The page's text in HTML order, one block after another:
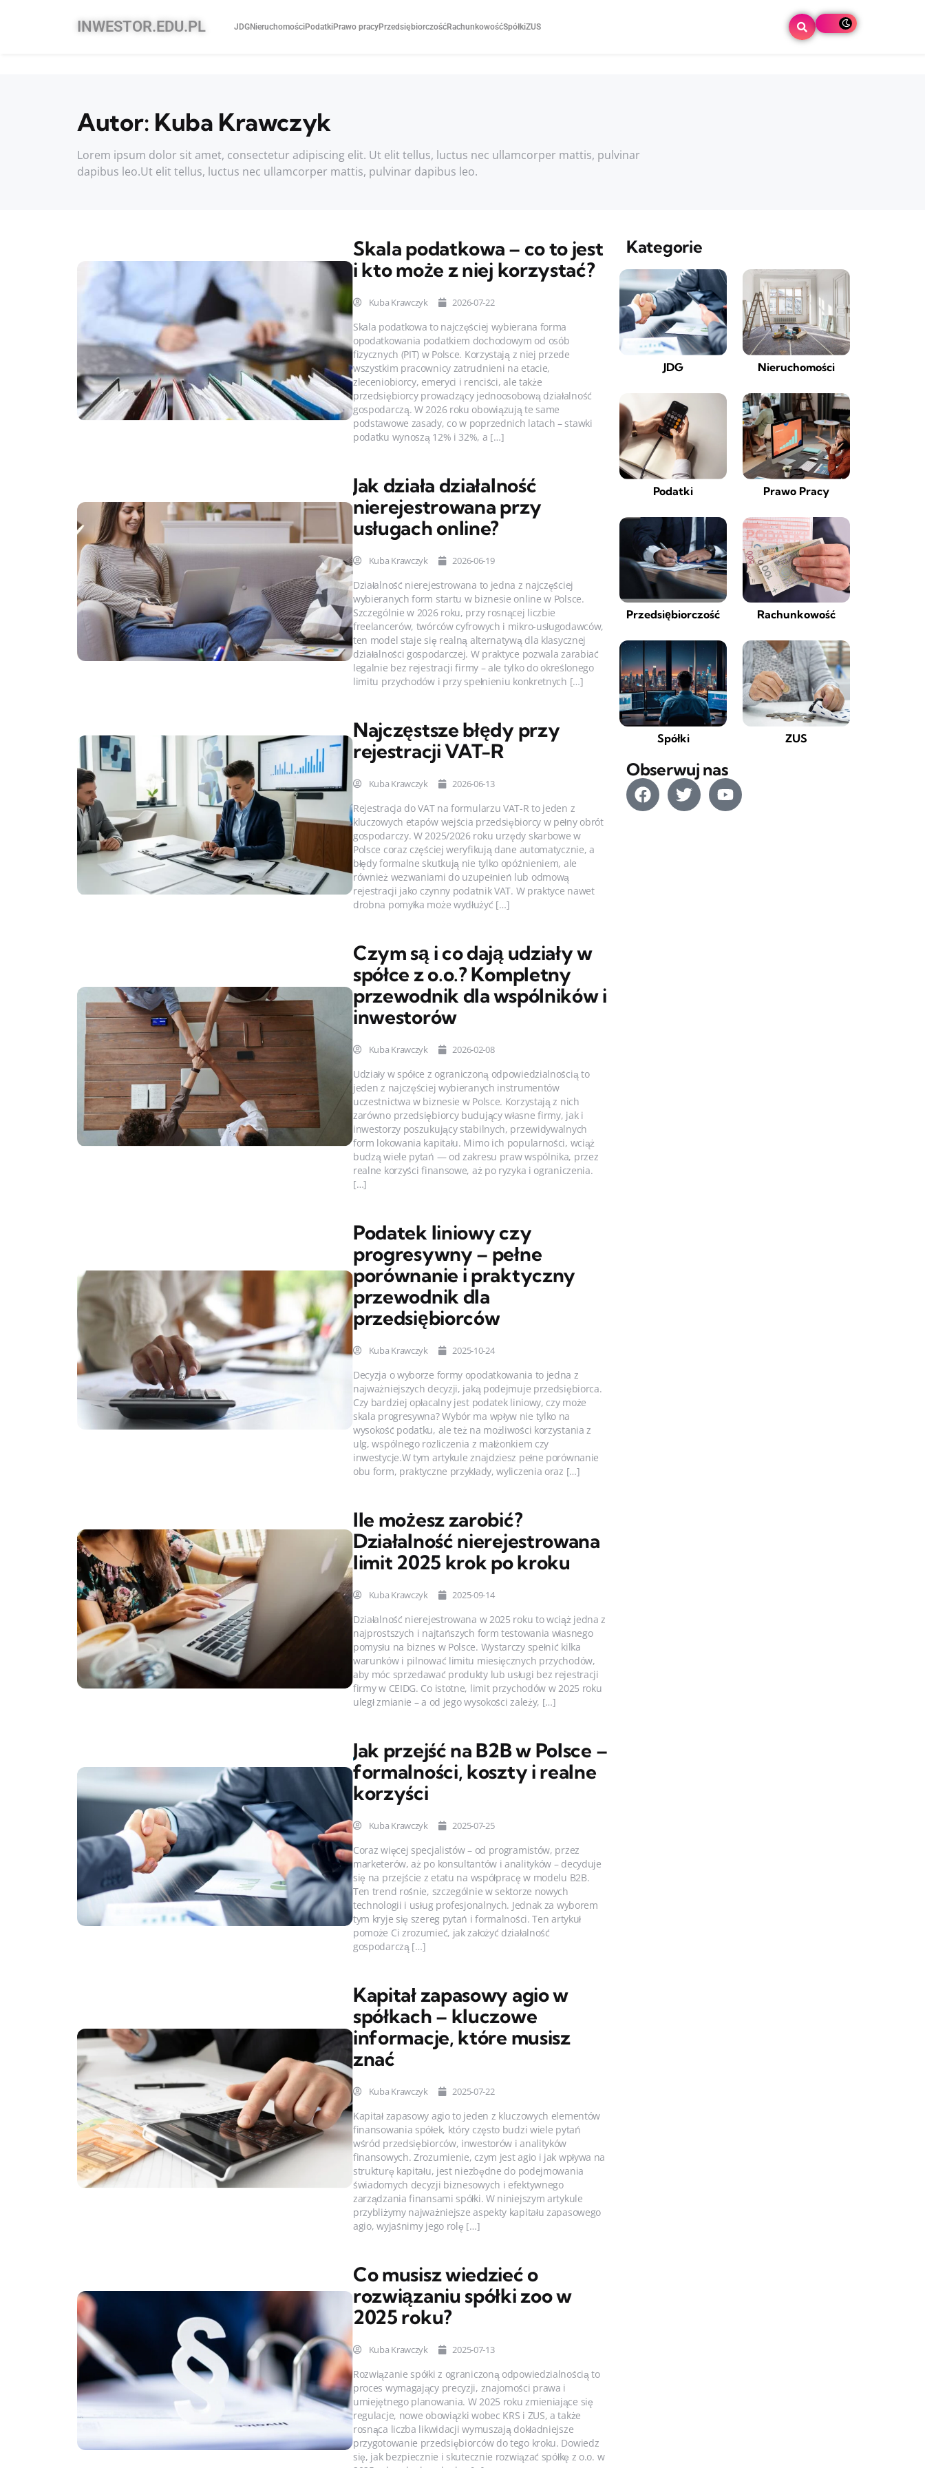
INWESTOR.EDU.PL JDGNieruchomościPodatkiPrawo pracyPrzedsiębiorczośćRachunkowośćSpółkiZUS
Autor: Kuba Krawczyk
Lorem ipsum dolor sit amet, consectetur adipiscing elit. Ut elit tellus, luctus nec ullamcorper mattis, pulvinar
dapibus leo.Ut elit tellus, luctus nec ullamcorper mattis, pulvinar dapibus leo.
Skala podatkowa – co to jest
i kto może z niej korzystać?
Kuba Krawczyk 2026-07-22
Skala podatkowa to najczęściej wybierana forma
opodatkowania podatkiem dochodowym od osób
fizycznych (PIT) w Polsce. Korzystają z niej przede
wszystkim pracownicy zatrudnieni na etacie,
zleceniobiorcy, emeryci i renciści, ale także
przedsiębiorcy prowadzący jednoosobową działalność
gospodarczą. W 2026 roku obowiązują te same
podstawowe zasady, co w poprzednich latach – stawki
podatku wynoszą 12% i 32%, a […]
Jak działa działalność
nierejestrowana przy
usługach online?
Kuba Krawczyk 2026-06-19
Działalność nierejestrowana to jedna z najczęściej
wybieranych form startu w biznesie online w Polsce.
Szczególnie w 2026 roku, przy rosnącej liczbie
freelancerów, twórców cyfrowych i mikro-usługodawców,
ten model staje się realną alternatywą dla klasycznej
działalności gospodarczej. W praktyce pozwala zarabiać
legalnie bez rejestracji firmy – ale tylko do określonego
limitu przychodów i przy spełnieniu konkretnych […]
Najczęstsze błędy przy
rejestracji VAT-R
Kuba Krawczyk 2026-06-13
Rejestracja do VAT na formularzu VAT-R to jeden z
kluczowych etapów wejścia przedsiębiorcy w pełny obrót
gospodarczy. W 2025/2026 roku urzędy skarbowe w
Polsce coraz częściej weryfikują dane automatycznie, a
błędy formalne skutkują nie tylko opóźnieniem, ale
również wezwaniami do uzupełnień lub odmową
rejestracji jako czynny podatnik VAT. W praktyce nawet
drobna pomyłka może wydłużyć […]
Czym są i co dają udziały w
spółce z o.o.? Kompletny
przewodnik dla wspólników i
inwestorów
Kuba Krawczyk 2026-02-08
Udziały w spółce z ograniczoną odpowiedzialnością to
jeden z najczęściej wybieranych instrumentów
uczestnictwa w biznesie w Polsce. Korzystają z nich
zarówno przedsiębiorcy budujący własne firmy, jak i
inwestorzy poszukujący stabilnych, przewidywalnych
form lokowania kapitału. Mimo ich popularności, wciąż
budzą wiele pytań — od zakresu praw wspólnika, przez
realne korzyści finansowe, aż po ryzyka i ograniczenia.
[…]
Podatek liniowy czy
progresywny – pełne
porównanie i praktyczny
przewodnik dla
przedsiębiorców
Kuba Krawczyk 2025-10-24
Decyzja o wyborze formy opodatkowania to jedna z
najważniejszych decyzji, jaką podejmuje przedsiębiorca.
Czy bardziej opłacalny jest podatek liniowy, czy może
skala progresywna? Wybór ma wpływ nie tylko na
wysokość podatku, ale też na możliwości korzystania z
ulg, wspólnego rozliczenia z małżonkiem czy
inwestycje.W tym artykule znajdziesz pełne porównanie
obu form, praktyczne przykłady, wyliczenia oraz […]
Ile możesz zarobić?
Działalność nierejestrowana
limit 2025 krok po kroku
Kuba Krawczyk 2025-09-14
Działalność nierejestrowana w 2025 roku to wciąż jedna z
najprostszych i najtańszych form testowania własnego
pomysłu na biznes w Polsce. Wystarczy spełnić kilka
warunków i pilnować limitu miesięcznych przychodów,
aby móc sprzedawać produkty lub usługi bez rejestracji
firmy w CEIDG. Co istotne, limit przychodów w 2025 roku
uległ zmianie – a od jego wysokości zależy, […]
Jak przejść na B2B w Polsce –
formalności, koszty i realne
korzyści
Kuba Krawczyk 2025-07-25
Coraz więcej specjalistów – od programistów, przez
marketerów, aż po konsultantów i analityków – decyduje
się na przejście z etatu na współpracę w modelu B2B.
Ten trend rośnie, szczególnie w sektorze nowych
technologii i usług profesjonalnych. Jednak za wyborem
tym kryje się szereg pytań i formalności. Ten artykuł
pomoże Ci zrozumieć, jak założyć działalność
gospodarczą […]
Kapitał zapasowy agio w
spółkach – kluczowe
informacje, które musisz
znać
Kuba Krawczyk 2025-07-22
Kapitał zapasowy agio to jeden z kluczowych elementów
finansowania spółek, który często budzi wiele pytań
wśród przedsiębiorców, inwestorów i analityków
finansowych. Zrozumienie, czym jest agio i jak wpływa na
strukturę kapitału, jest niezbędne do podejmowania
świadomych decyzji biznesowych i efektywnego
zarządzania finansami spółki. W niniejszym artykule
przybliżymy najważniejsze aspekty kapitału zapasowego
agio, wyjaśnimy jego rolę […]
Co musisz wiedzieć o
rozwiązaniu spółki zoo w
2025 roku?
Kuba Krawczyk 2025-07-13
Rozwiązanie spółki z ograniczoną odpowiedzialnością to
proces wymagający precyzji, znajomości prawa i
umiejętnego planowania. W 2025 roku zmieniające się
regulacje, nowe obowiązki wobec KRS i ZUS, a także
rosnąca liczba likwidacji wymuszają dokładniejsze
przygotowanie przedsiębiorców do tego kroku. Dowiedz
się, jak bezpiecznie i skutecznie rozwiązać spółkę z o.o. w
Kategorie
JDG Nieruchomości
Podatki Prawo Pracy
Przedsiębiorczość Rachunkowość
Spółki ZUS
Obserwuj nas